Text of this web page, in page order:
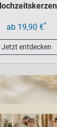
ab 19,90 €*
Jetzt entdecken